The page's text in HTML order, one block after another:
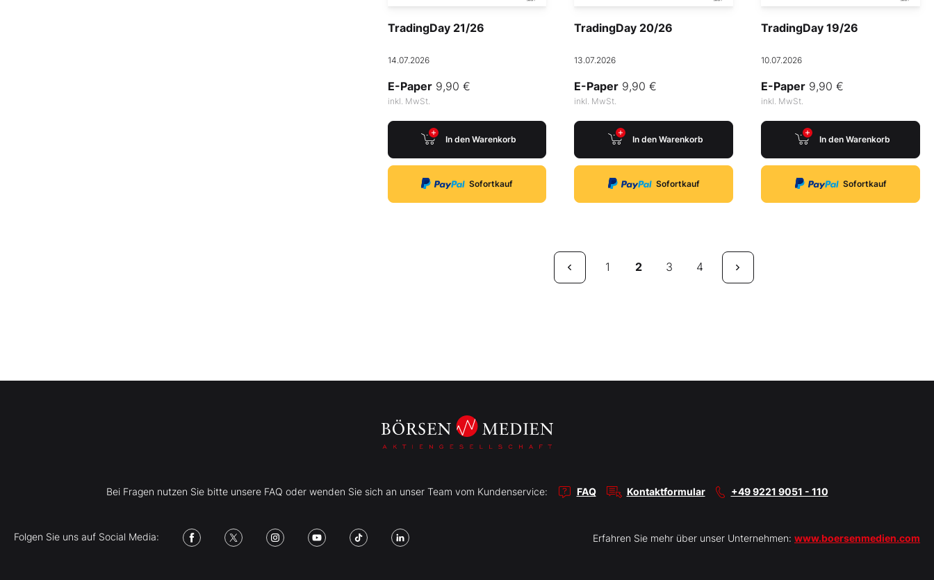
TradingDay 21/26
14.07.2026
E-Paper9,90 €
inkl. MwSt.
In den Warenkorb
Sofortkauf
TradingDay 20/26
13.07.2026
E-Paper 9,90 €
inkl. MwSt.
In den Warenkorb
Sofortkauf
TradingDay 19/26
10.07.2026
E-Paper 9,90 €
inkl. MwSt.
In den Warenkorb
Sofortkauf
1 2 3 4
Bei Fragen nutzen Sie bitte unsere FAQ oder wenden Sie sich an unser Team vom Kundenservice: FAQ Kontaktformular +49 9221 9051 - 110
Folgen Sie uns auf Social Media: Erfahren Sie mehr über unser Unternehmen: www.boersenmedien.com